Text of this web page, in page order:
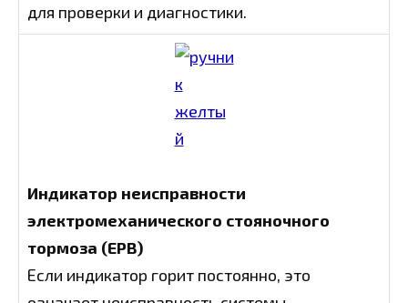
для проверки и диагностики.
Индикатор неисправности
электромеханического стояночного
тормоза (EPB)
Если индикатор горит постоянно, это